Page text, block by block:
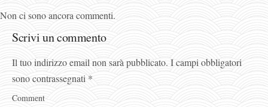
Non ci sono ancora commenti.
Scrivi un commento
Il tuo indirizzo email non sarà pubblicato. I campi obbligatori
sono contrassegnati *
Comment